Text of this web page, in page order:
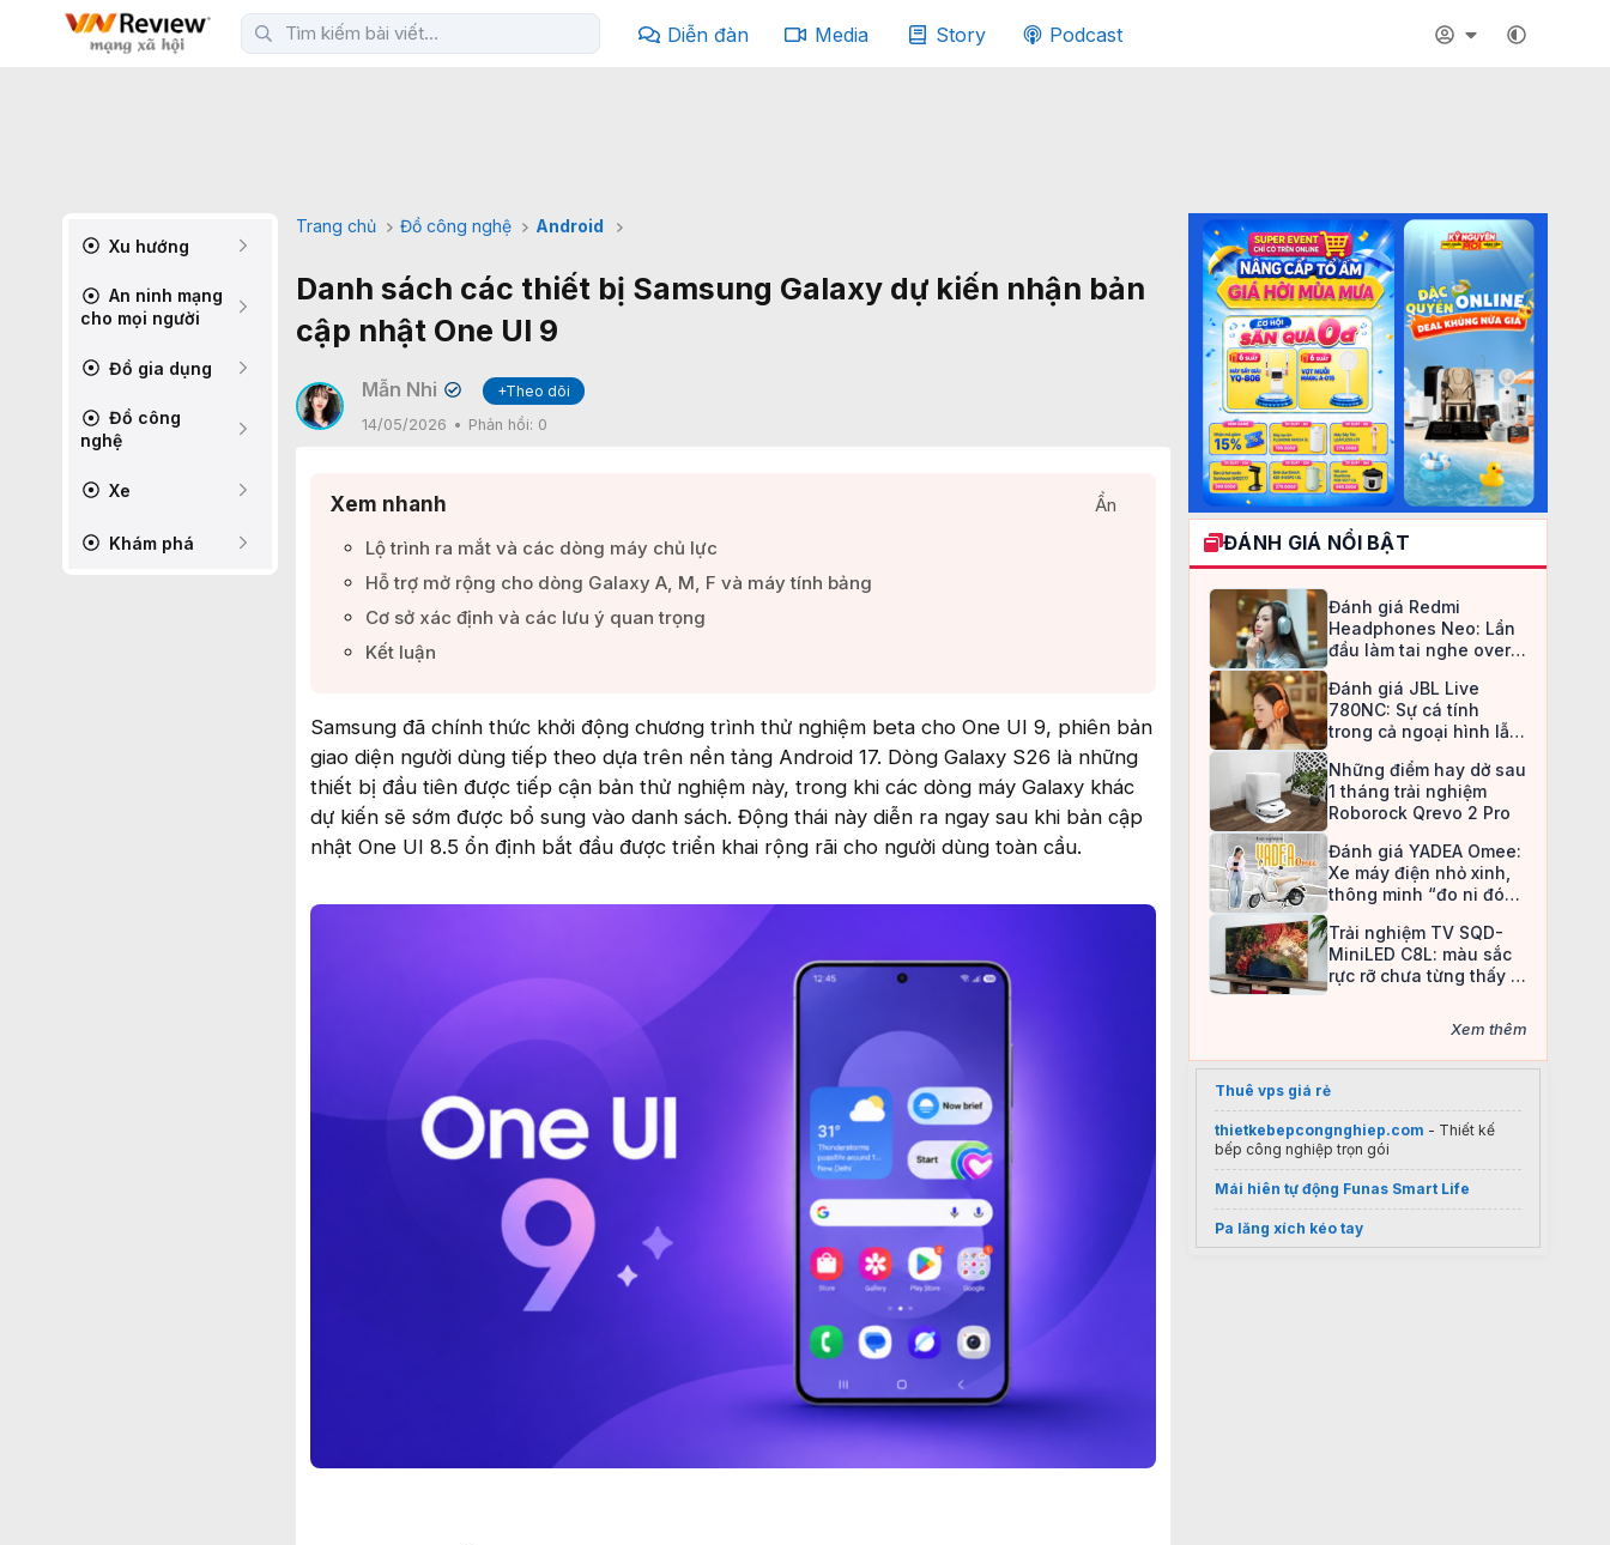
Diễn đàn Media Story Podcast
Xu hướng
An ninh mạng
cho mọi người
Đồ gia dụng
Đồ công
nghệ
Xe
Khám phá
Trang chủ Đồ công nghệ Android
Danh sách các thiết bị Samsung Galaxy dự kiến nhận bản
cập nhật One UI 9
Mẫn Nhi ✔
+Theo dõi
14/05/2026
Phản hồi: 0
Xem nhanh
Ẩn
Lộ trình ra mắt và các dòng máy chủ lực​
Hỗ trợ mở rộng cho dòng Galaxy A, M, F và máy tính bảng​
Cơ sở xác định và các lưu ý quan trọng​
Kết luận​
Samsung đã chính thức khởi động chương trình thử nghiệm beta cho One UI 9, phiên bản
giao diện người dùng tiếp theo dựa trên nền tảng Android 17. Dòng Galaxy S26 là những
thiết bị đầu tiên được tiếp cận bản thử nghiệm này, trong khi các dòng máy Galaxy khác
dự kiến sẽ sớm được bổ sung vào danh sách. Động thái này diễn ra ngay sau khi bản cập
nhật One UI 8.5 ổn định bắt đầu được triển khai rộng rãi cho người dùng toàn cầu.
ĐÁNH GIÁ NỔI BẬT
Đánh giá Redmi
Headphones Neo: Lần
đầu làm tai nghe over-
an toàn
Đánh giá JBL Live
780NC: Sự cá tính
trong cả ngoại hình lẫn
Những điểm hay dở sau
1 tháng trải nghiệm
Roborock Qrevo 2 Pro
Đánh giá YADEA Omee:
Xe máy điện nhỏ xinh,
thông minh “đo ni đóng
Trải nghiệm TV SQD-
MiniLED C8L: màu sắc
rực rỡ chưa từng thấy ở
Xem thêm
Thuê vps giá rẻ
thietkebepcongnghiep.com - Thiết kế
bếp công nghiệp trọn gói
Mái hiên tự động Funas Smart Life
Pa lăng xích kéo tay